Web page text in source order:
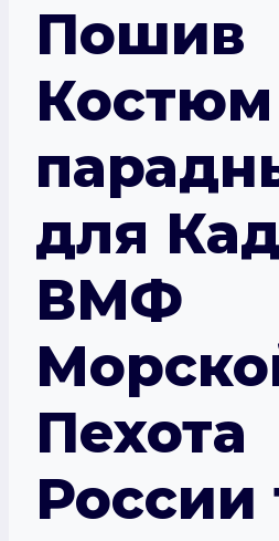
Пошив
Костюм
для
ВМФ
Пехота
России